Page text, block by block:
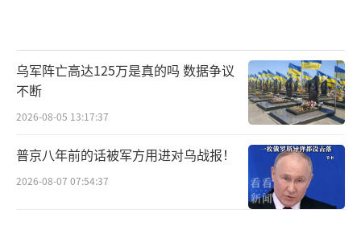
乌军阵亡高达125万是真的吗 数据争议
不断
2026-08-05 13:17:37
普京八年前的话被军方用进对乌战报！
2026-08-07 07:54:37